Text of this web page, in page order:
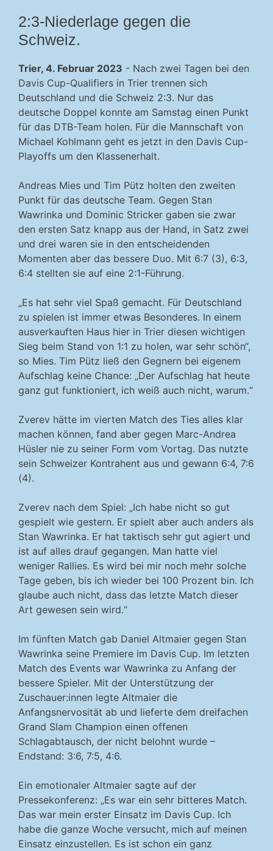
2:3-Niederlage gegen die
Schweiz.
Trier, 4. Februar 2023 - Nach zwei Tagen bei den
Davis Cup-Qualifiers in Trier trennen sich
Deutschland und die Schweiz 2:3. Nur das
deutsche Doppel konnte am Samstag einen Punkt
für das DTB-Team holen. Für die Mannschaft von
Michael Kohlmann geht es jetzt in den Davis Cup-
Playoffs um den Klassenerhalt.
Andreas Mies und Tim Pütz holten den zweiten
Punkt für das deutsche Team. Gegen Stan
Wawrinka und Dominic Stricker gaben sie zwar
den ersten Satz knapp aus der Hand, in Satz zwei
und drei waren sie in den entscheidenden
Momenten aber das bessere Duo. Mit 6:7 (3), 6:3,
6:4 stellten sie auf eine 2:1-Führung.
„Es hat sehr viel Spaß gemacht. Für Deutschland
zu spielen ist immer etwas Besonderes. In einem
ausverkauften Haus hier in Trier diesen wichtigen
Sieg beim Stand von 1:1 zu holen, war sehr schön“,
so Mies. Tim Pütz ließ den Gegnern bei eigenem
Aufschlag keine Chance: „Der Aufschlag hat heute
ganz gut funktioniert, ich weiß auch nicht, warum.“
Zverev hätte im vierten Match des Ties alles klar
machen können, fand aber gegen Marc-Andrea
Hüsler nie zu seiner Form vom Vortag. Das nutzte
sein Schweizer Kontrahent aus und gewann 6:4, 7:6
(4).
Zverev nach dem Spiel: „Ich habe nicht so gut
gespielt wie gestern. Er spielt aber auch anders als
Stan Wawrinka. Er hat taktisch sehr gut agiert und
ist auf alles drauf gegangen. Man hatte viel
weniger Rallies. Es wird bei mir noch mehr solche
Tage geben, bis ich wieder bei 100 Prozent bin. Ich
glaube auch nicht, dass das letzte Match dieser
Art gewesen sein wird.“
Im fünften Match gab Daniel Altmaier gegen Stan
Wawrinka seine Premiere im Davis Cup. Im letzten
Match des Events war Wawrinka zu Anfang der
bessere Spieler. Mit der Unterstützung der
Zuschauer:innen legte Altmaier die
Anfangsnervosität ab und lieferte dem dreifachen
Grand Slam Champion einen offenen
Schlagabtausch, der nicht belohnt wurde –
Endstand: 3:6, 7:5, 4:6.
Ein emotionaler Altmaier sagte auf der
Pressekonferenz: „Es war ein sehr bitteres Match.
Das war mein erster Einsatz im Davis Cup. Ich
habe die ganze Woche versucht, mich auf meinen
Einsatz einzustellen. Es ist schon ein ganz